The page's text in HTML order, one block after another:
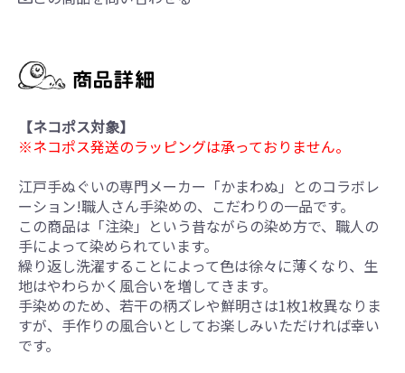
【ネコポス対象】
※ネコポス発送のラッピングは承っておりません。
江戸手ぬぐいの専門メーカー「かまわぬ」とのコラボレ
ーション!職人さん手染めの、こだわりの一品です。
この商品は「注染」という昔ながらの染め方で、職人の
手によって染められています。
繰り返し洗濯することによって色は徐々に薄くなり、生
地はやわらかく風合いを増してきます。
手染めのため、若干の柄ズレや鮮明さは1枚1枚異なりま
すが、手作りの風合いとしてお楽しみいただければ幸い
です。